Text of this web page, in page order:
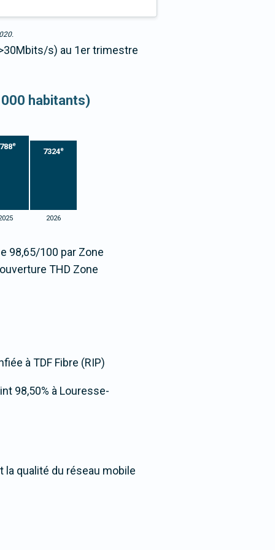
s) au 1er trimestre
habitants)
e
7324e
2026
98,65/100 par Zone
THD Zone
à TDF Fibre (RIP)
98,50% à Louresse-
qualité du réseau mobile